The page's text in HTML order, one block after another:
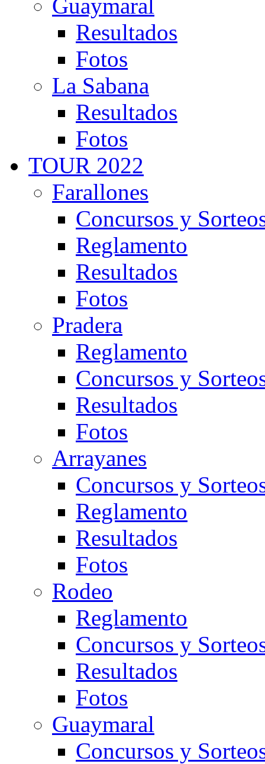
Guaymaral
Resultados
Fotos
La Sabana
Resultados
Fotos
TOUR 2022
Farallones
Concursos y
Reglamento
Resultados
Fotos
Pradera
Reglamento
Concursos y
Resultados
Fotos
Arrayanes
Concursos y
Reglamento
Resultados
Fotos
Rodeo
Reglamento
Concursos y
Resultados
Fotos
Guaymaral
Concursos y